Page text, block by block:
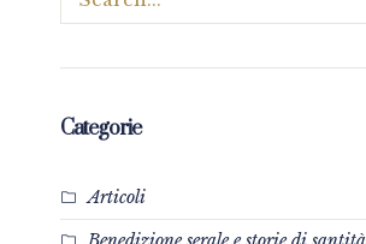
Categorie
Articoli